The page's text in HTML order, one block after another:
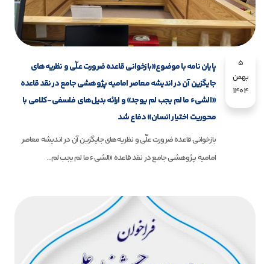
5
بهمن
1404
پایان نامه با موضوع«بازخوانی قاعده ضرورت علّی و نظریه‌های
جایگزین آن در اندیشه معاصر امامیه پژوهشی جامع در نقد قاعده
«الشیء ما لم یجب لم یوجد» و ارائه بدیل‌های فلسفی-کلامی با
محوریت اختیار انسان» دفاع شد
بازخوانی قاعده ضرورت علّی و نظریه‌های جایگزین آن در اندیشه معاصر
امامیه پژوهشی جامع در نقد قاعده «الشیء ما لم یجب لم...